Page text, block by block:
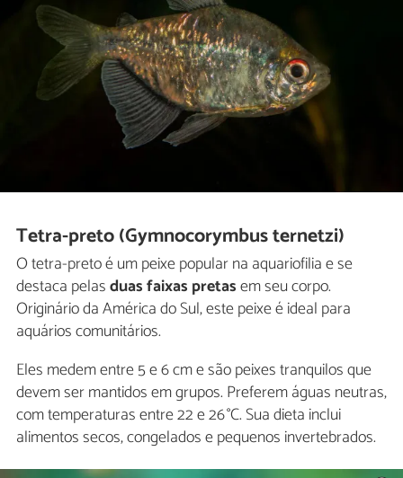
Tetra-preto (Gymnocorymbus ternetzi)
O tetra-preto é um peixe popular na aquariofilia e se
destaca pelasduas faixas pretasem seu corpo.
Originário da América do Sul, este peixe é ideal para
aquários comunitários.
Eles medem entre 5 e 6 cm e são peixes tranquilos que
devem ser mantidos em grupos. Preferem águas neutras,
com temperaturas entre 22 e 26 °C. Sua dieta inclui
alimentos secos, congelados e pequenos invertebrados.